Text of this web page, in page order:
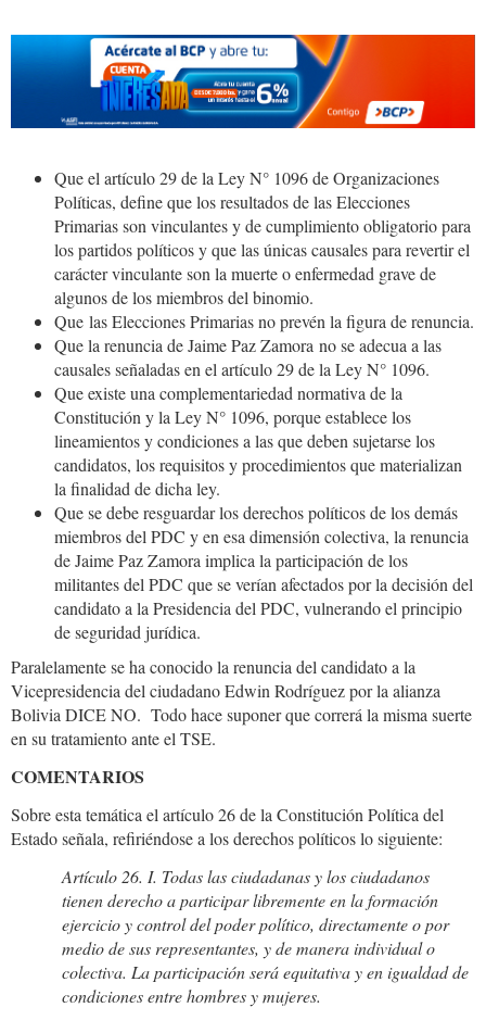
renunciantes.jpeg
Que el artículo 29 de la Ley N° 1096 de Organizaciones
Políticas, define que los resultados de las Elecciones
Primarias son vinculantes y de cumplimiento obligatorio para
los partidos políticos y que las únicas causales para revertir el
carácter vinculante son la muerte o enfermedad grave de
algunos de los miembros del binomio.
Que las Elecciones Primarias no prevén la figura de renuncia.
Que la renuncia de Jaime Paz Zamora no se adecua a las
causales señaladas en el artículo 29 de la Ley N° 1096.
Que existe una complementariedad normativa de la
Constitución y la Ley N° 1096, porque establece los
lineamientos y condiciones a las que deben sujetarse los
candidatos, los requisitos y procedimientos que materializan
la finalidad de dicha ley.
Que se debe resguardar los derechos políticos de los demás
miembros del PDC y en esa dimensión colectiva, la renuncia
de Jaime Paz Zamora implica la participación de los
militantes del PDC que se verían afectados por la decisión del
candidato a la Presidencia del PDC, vulnerando el principio
de seguridad jurídica.
Paralelamente se ha conocido la renuncia del candidato a la
Vicepresidencia del ciudadano Edwin Rodríguez por la alianza
Bolivia DICE NO. Todo hace suponer que correrá la misma suerte
en su tratamiento ante el TSE.
COMENTARIOS
Sobre esta temática el artículo 26 de la Constitución Política del
Estado señala, refiriéndose a los derechos políticos lo siguiente:
Artículo 26. I. Todas las ciudadanas y los ciudadanos
tienen derecho a participar libremente en la formación
ejercicio y control del poder político, directamente o por
medio de sus representantes, y de manera individual o
colectiva. La participación será equitativa y en igualdad de
condiciones entre hombres y mujeres.